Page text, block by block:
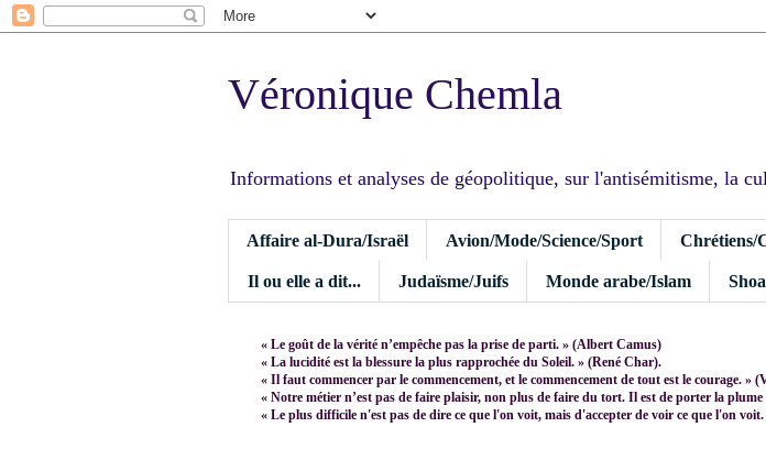
Véronique Chemla
Informations et analyses de géopolitique, sur l'antisémitisme, la
Affaire al-Dura/Israël Avion/Mode/Science/Sport Chrétiens/
Il ou elle a dit... Judaïsme/Juifs Monde arabe/Islam
« Le goût de la vérité n’empêche pas la prise de parti. » (Albert Camus)
« La lucidité est la blessure la plus rapprochée du Soleil. » (René Char).
« Il faut commencer par le commencement, et le commencement de tout est le courage. »
« Notre métier n’est pas de faire plaisir, non plus de faire du tort. Il est de porter la
« Le plus difficile n'est pas de dire ce que l'on voit, mais d'accepter de voir ce que l'on